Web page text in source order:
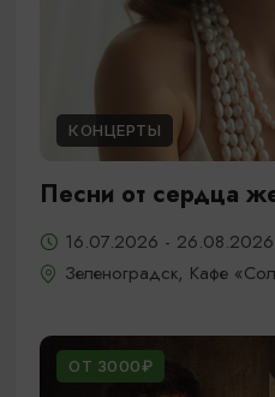
КОНЦЕРТЫ
Песни от сердца
16.07.2026 -
Зеленоградск, Кафе
ОТ 3000₽